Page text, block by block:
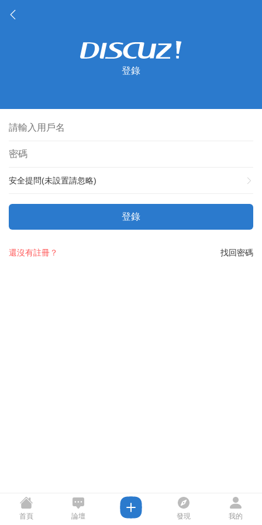
登錄
安全提問(未設置請忽略)
登錄
找回密碼
還沒有註冊？
首頁 論壇 發現 我的